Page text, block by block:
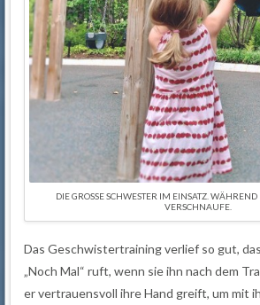
DIE GROSSE SCHWESTER IM EINSATZ. WÄHREND
ERSCHNAUFE.
Das Geschwistertraining verlief so gut,
„Noch Mal“ ruft, wenn sie ihn nach dem
er vertrauensvoll ihre Hand greift, um mit